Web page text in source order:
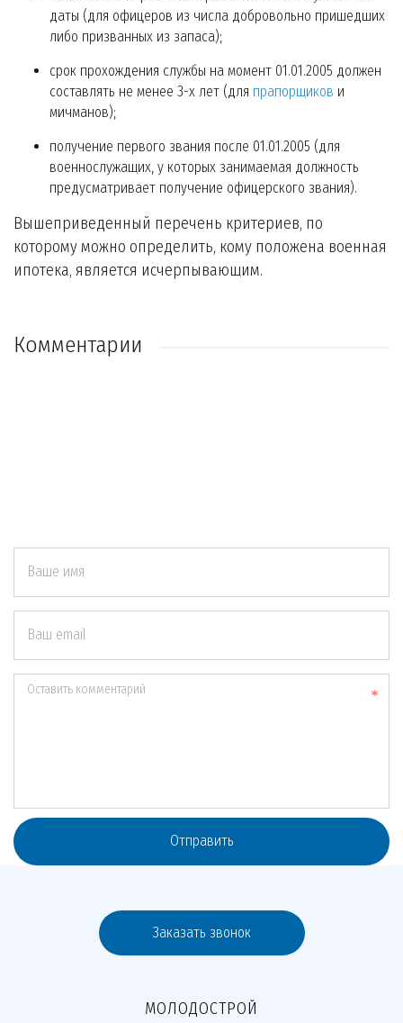
даты (для офицеров из числа добровольно пришедших
либо призванных из запаса);
срок прохождения службы на момент 01.01.2005 должен
составлять не менее 3-х лет (для прапорщиков и
мичманов);
получение первого звания после 01.01.2005 (для
военнослужащих, у которых занимаемая должность
предусматривает получение офицерского звания).
Вышеприведенный перечень критериев, по
которому можно определить, кому положена военная
ипотека, является исчерпывающим.
Комментарии
Ваше имя
Ваш email
Оставить комментарий
Отправить
Заказать звонок
МОЛОДОСТРОЙ